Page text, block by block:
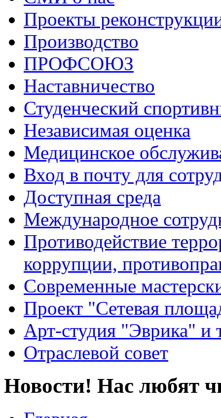
Проекты
Производство
ПРОФСОЮЗ
Наставничество
Студенческий
Независимая оценка
Медицинское
Вход в почту для
Доступная среда
Международное
Противодействие
коррупции,
Современные
Проект "Сетевая
Арт-студия "Эврика" и
Отраслевой совет
Новости! Нас любят